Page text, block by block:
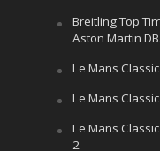
Breitling Top
Aston Martin
Le Mans
Le Mans
Le Mans
2